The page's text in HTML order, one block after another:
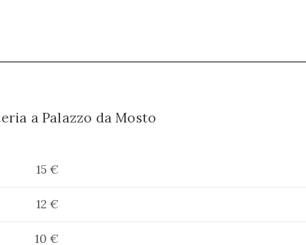
a Palazzo da Mosto
15 €
12 €
10 €